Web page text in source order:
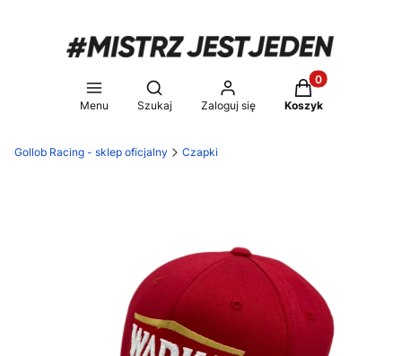
Menu
Otwórz wyszukiwarkę
Szukaj Zaloguj się
Produkty w
Koszyk
Gollob Racing - sklep oficjalny Czapki